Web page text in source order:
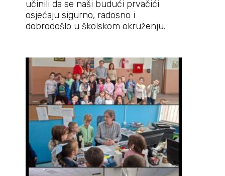
učinili da se naši budući prvačići
osjećaju sigurno, radosno i
dobrodošlo u školskom okruženju.